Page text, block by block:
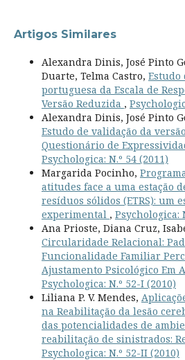
Artigos Similares
Alexandra Dinis, José Pinto
Duarte, Telma Castro, Estudo
portuguesa da Escala de
Versão Reduzida ,
Alexandra Dinis, José Pinto
Estudo de validação da
Questionário de
Psychologica: N.º 54 (2011)
Margarida Pocinho,
atitudes face a uma estação
resíduos sólidos (ETRS): um
experimental , Psychologica:
Ana Prioste, Diana Cruz,
Circularidade Relacional:
Funcionalidade Familiar
Ajustamento Psicológico Em
Psychologica: N.º 52-I (2010)
Liliana P. V. Mendes,
na Reabilitação da lesão
das potencialidades de
reabilitação de sinistrados:
Psychologica: N.º 52-II (2010)